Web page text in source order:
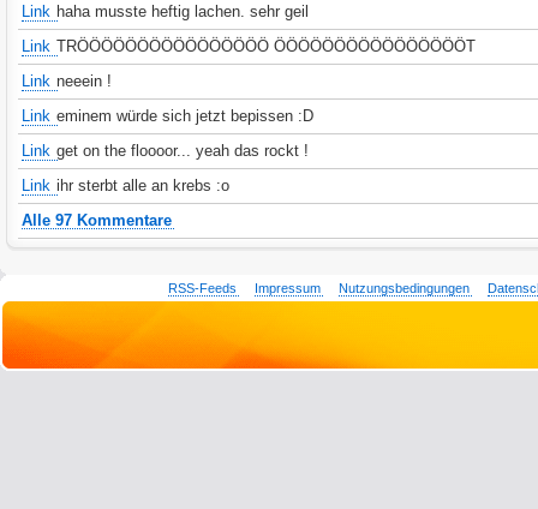
Link haha musste heftig lachen. sehr geil
Link TRÖÖÖÖÖÖÖÖÖÖÖÖÖÖÖÖ ÖÖÖÖÖÖÖÖÖÖÖÖÖÖÖÖT
Link neeein !
Link eminem würde sich jetzt bepissen :D
Link get on the floooor... yeah das rockt !
Link ihr sterbt alle an krebs :o
Alle 97 Kommentare
RSS-Feeds Impressum Nutzungsbedingungen